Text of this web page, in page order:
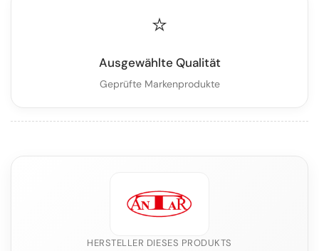
⭐
Ausgewählte Qualität
Geprüfte Markenprodukte
HERSTELLER DIESES PRODUKTS